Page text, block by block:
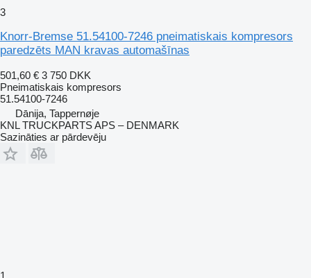
3
Knorr-Bremse 51.54100-7246 pneimatiskais kompresors
paredzēts MAN kravas automašīnas
501,60 € 3 750 DKK
Pneimatiskais kompresors
51.54100-7246
Dānija, Tappernøje
KNL TRUCKPARTS APS – DENMARK
Sazināties ar pārdevēju
1